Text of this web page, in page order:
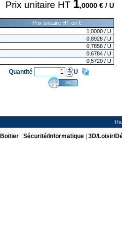
Prix unitaire HT 1,0000 € / U
Prix unitaire HT en €
1,0000 / U
0,8928 / U
0,7856 / U
0,6784 / U
0,5720 / U
Quantité U
| Sécurité/Informatique| 3D/Loisir/